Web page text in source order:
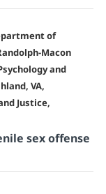
of
Macon
and
VA,
Justice,
sex offense